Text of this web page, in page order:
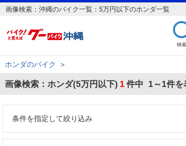
画像検索：沖縄のバイク一覧：5万円以下のホンダ一覧
検索
ホンダのバイク ＞
画像検索：ホンダ(5万円以下) 1件中 1～1件を
条件を指定して絞り込み